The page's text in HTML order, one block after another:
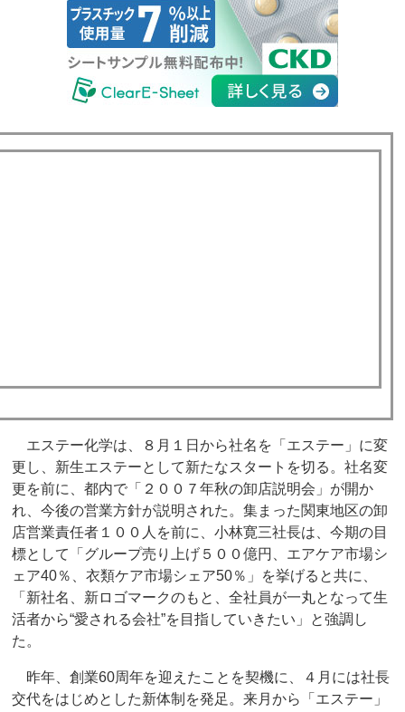
エステー化学は、８月１日から社名を「エステー」に変
更し、新生エステーとして新たなスタートを切る。社名変
更を前に、都内で「２００７年秋の卸店説明会」が開か
れ、今後の営業方針が説明された。集まった関東地区の卸
店営業責任者１００人を前に、小林寛三社長は、今期の目
標として「グループ売り上げ５００億円、エアケア市場シ
ェア40％、衣類ケア市場シェア50％」を挙げると共に、
「新社名、新ロゴマークのもと、全社員が一丸となって生
活者から“愛される会社”を目指していきたい」と強調し
た。
昨年、創業60周年を迎えたことを契機に、４月には社長
交代をはじめとした新体制を発足。来月から「エステー」